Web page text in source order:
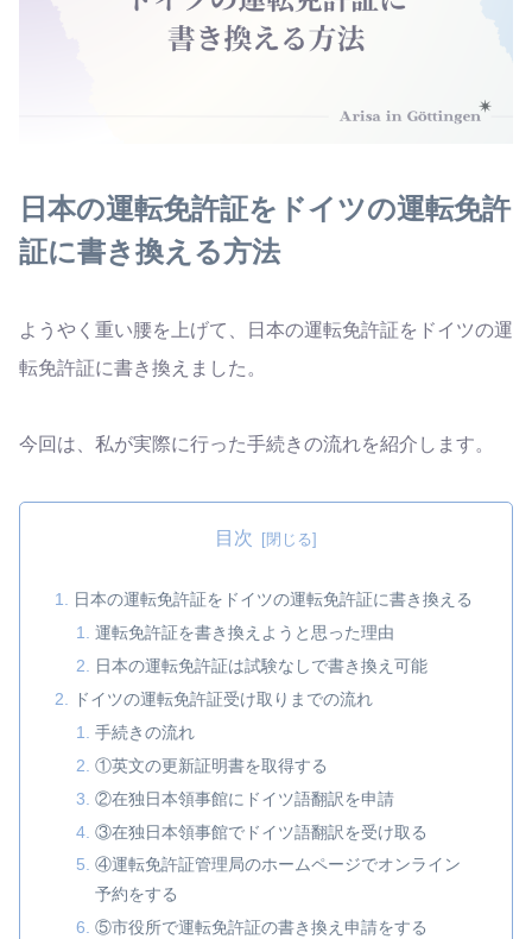
日本の運転免許証をドイツの運転免許
証に書き換える方法
ようやく重い腰を上げて、日本の運転免許証をドイツの運
転免許証に書き換えました。
今回は、私が実際に行った手続きの流れを紹介します。
目次
日本の運転免許証をドイツの運転免許証に書き換える
運転免許証を書き換えようと思った理由
日本の運転免許証は試験なしで書き換え可能
ドイツの運転免許証受け取りまでの流れ
手続きの流れ
①英文の更新証明書を取得する
②在独日本領事館にドイツ語翻訳を申請
③在独日本領事館でドイツ語翻訳を受け取る
④運転免許証管理局のホームページでオンライン
予約をする
⑤市役所で運転免許証の書き換え申請をする